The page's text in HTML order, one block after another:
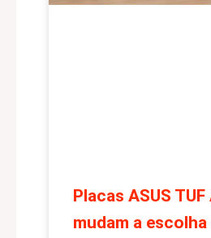
Placas ASUS
mudam a escolha